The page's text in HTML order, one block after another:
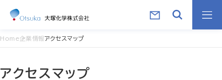
Home企業情報アクセスマップ
アクセスマップ